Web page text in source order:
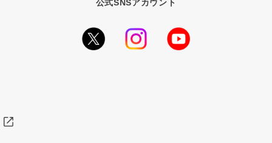
公式SNSアカウント